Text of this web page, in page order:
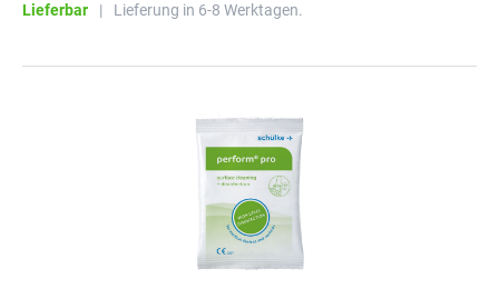
Lieferbar | Lieferung in 6-8 Werktagen.